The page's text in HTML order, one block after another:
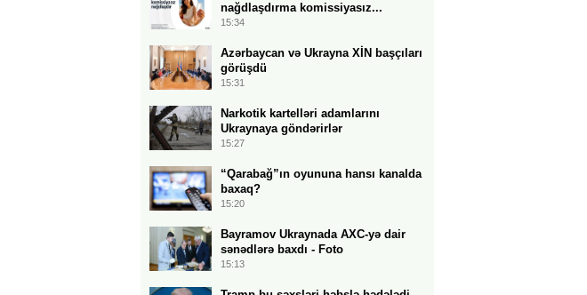
nağdlaşdırma komissiyasız...
15:34
Azərbaycan və Ukrayna XİN başçıları
görüşdü
15:31
Narkotik kartelləri adamlarını
Ukraynaya göndərirlər
15:27
“Qarabağ”ın oyununa hansı kanalda
baxaq?
15:20
Bayramov Ukraynada AXC-yə dair
sənədlərə baxdı - Foto
15:13